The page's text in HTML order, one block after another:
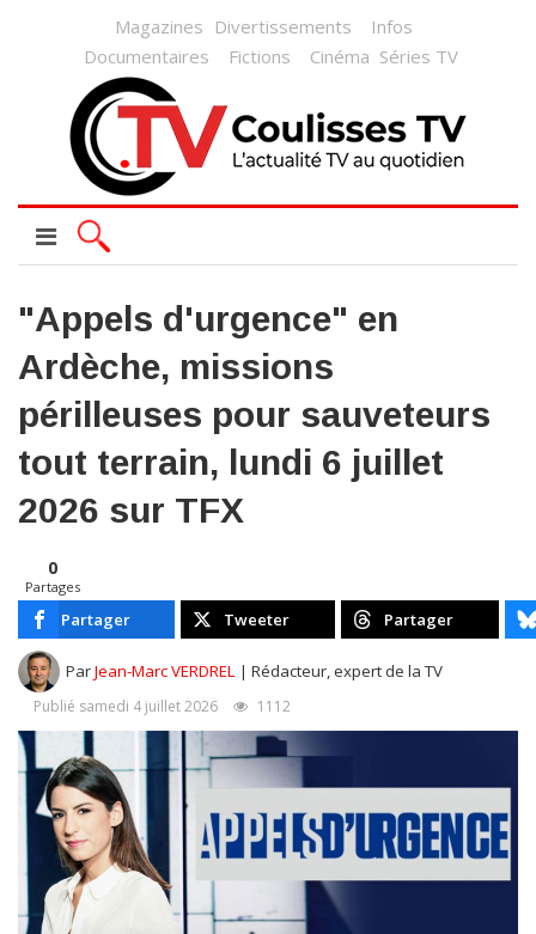
Magazines Divertissements
Infos
Documentaires
Fictions Cinéma Séries TV
"Appels d'urgence" en
Ardèche, missions
périlleuses pour sauveteurs
tout terrain, lundi 6 juillet
2026 sur TFX
0
Partages
Partager Tweeter Partager
ParJean-Marc VERDREL | Rédacteur, expert de la TV
Publié samedi 4 juillet 2026 1112